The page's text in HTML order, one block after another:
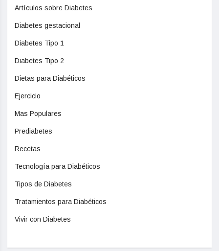
Artículos sobre Diabetes
Diabetes gestacional
Diabetes Tipo 1
Diabetes Tipo 2
Dietas para Diabéticos
Ejercicio
Mas Populares
Prediabetes
Recetas
Tecnología para Diabéticos
Tipos de Diabetes
Tratamientos para Diabéticos
Vivir con Diabetes